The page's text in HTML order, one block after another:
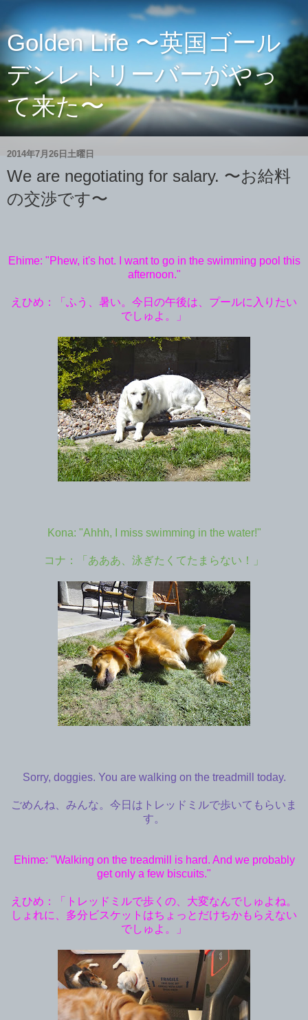
Golden Life 〜英国ゴール
デンレトリーバーがやっ
て来た〜
2014年7月26日土曜日
We are negotiating for salary. 〜お給料
の交渉です〜
Ehime: "Phew, it's hot. I want to go in the swimming pool this
afternoon."
えひめ：「ふう、暑い。今日の午後は、プールに入りたい
でしゅよ。」
Kona: "Ahhh, I miss swimming in the water!"
コナ：「あああ、泳ぎたくてたまらない！」
Sorry, doggies. You are walking on the treadmill today.
ごめんね、みんな。今日はトレッドミルで歩いてもらいま
す。
Ehime: "Walking on the treadmill is hard. And we probably
get only a few biscuits."
えひめ：「トレッドミルで歩くの、大変なんでしゅよね。
しょれに、多分ビスケットはちょっとだけちかもらえない
でしゅよ。」